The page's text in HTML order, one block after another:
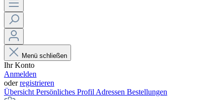
Menü schließen
Ihr Konto
Anmelden
oderregistrieren
Übersicht Persönliches Profil Adressen Bestellungen